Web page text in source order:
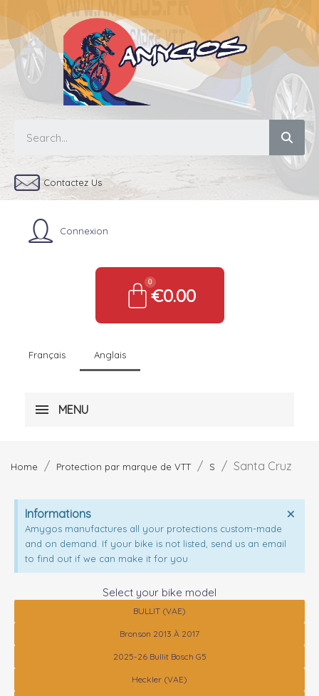
Contactez Us
Connexion
€0.00
Français Anglais
MENU
Home Protection par marque de VTT S Santa Cruz
Informations
Amygos manufactures all your protections custom-made
and on demand. If your bike is not listed, send us an email
to find out if we can make it for you
Select your bike model
BULLIT (VAE)
Bronson 2013 À 2017
2025-26 Bullit Bosch G5
Heckler (VAE)